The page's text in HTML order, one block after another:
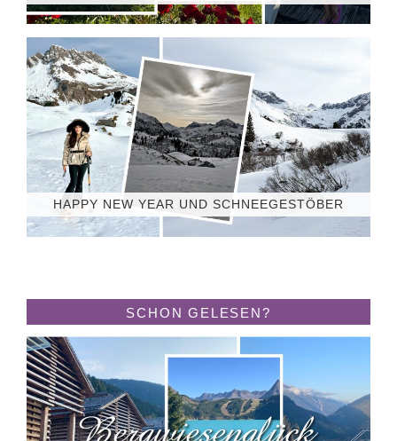
HAPPY NEW YEAR UND SCHNEEGESTÖBER
SCHON GELESEN?